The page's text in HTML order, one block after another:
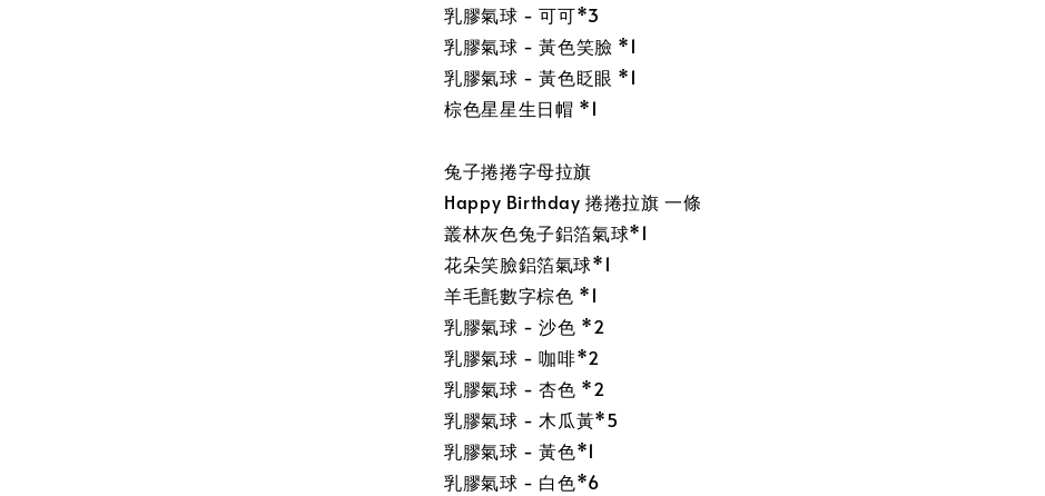
乳膠氣球 - 可可*3
乳膠氣球 - 黃色笑臉 *1
乳膠氣球 - 黃色眨眼 *1
棕色星星生日帽 *1
兔子捲捲字母拉旗
Happy Birthday 捲捲拉旗 一條
叢林灰色兔子鋁箔氣球*1
花朵笑臉鋁箔氣球*1
羊毛氈數字棕色 *1
乳膠氣球 - 沙色 *2
乳膠氣球 - 咖啡*2
乳膠氣球 - 杏色 *2
乳膠氣球 - 木瓜黃*5
乳膠氣球 - 黃色*1
乳膠氣球 - 白色*6